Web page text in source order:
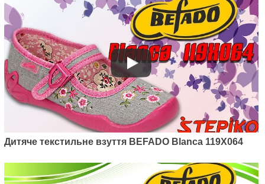
Дитяче текстильне взуття BEFADO Blanca 119X064